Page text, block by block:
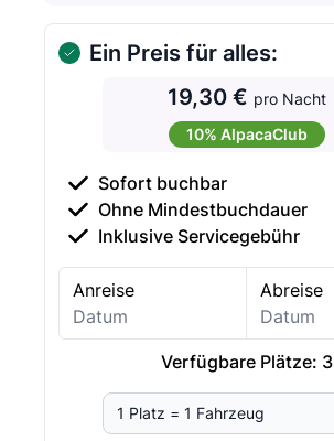
Ein Preis für alles:
19,30 € pro Nacht
10% AlpacaClub
Sofort buchbar
Ohne Mindestbuchdauer
Inklusive Servicegebühr
Anreise Abreise
Verfügbare Plätze: 3